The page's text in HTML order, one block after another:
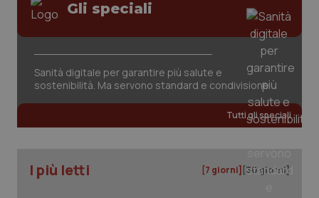
Gli speciali
Sanità digitale per garantire più salute e
sostenibilità. Ma servono standard e condivisione
Tutti gli speciali
I più letti [7 giorni] [30 giorni]
CookieScriptConsent
CookieScript
www.quotidianosanita.it